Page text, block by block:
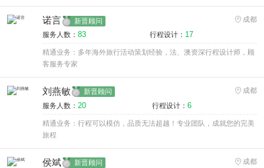
诺言 新晋顾问
成都
服务人数： 83 行程设计： 17
精通业务：多年海外旅行活动策划经验，法、澳资深行程设计师，顾
客服务专家
刘燕敏 新晋顾问
成都
服务人数： 20 行程设计： 6
精通业务：行程可以模仿，品质无法超越！专业团队，成就您的完美
旅程
侯斌 新晋顾问
成都